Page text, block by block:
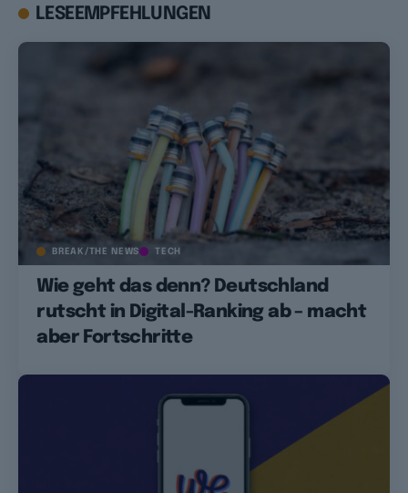
LESEEMPFEHLUNGEN
BREAK/THE NEWS TECH
Wie geht das denn? Deutschland
rutscht in Digital-Ranking ab – macht
aber Fortschritte